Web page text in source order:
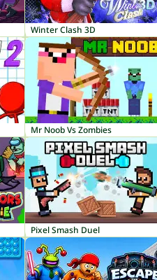
Winter Clash 3D
Mr Noob Vs Zombies
Pixel Smash Duel